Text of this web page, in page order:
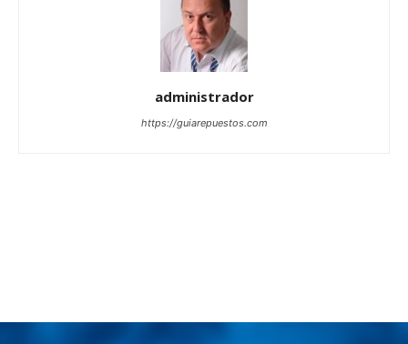
administrador
https://guiarepuestos.com